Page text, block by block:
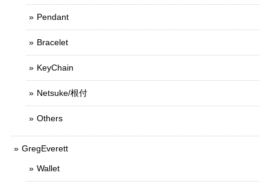
Pendant
Bracelet
KeyChain
Netsuke/根付
Others
GregEverett
Wallet